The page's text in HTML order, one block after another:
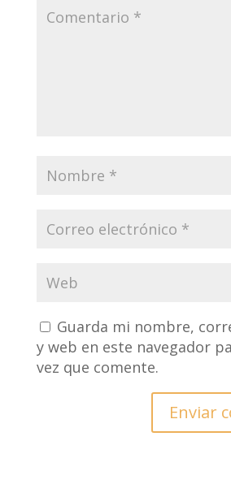
Guarda mi nombre,
y web en este navegador
vez que comente.